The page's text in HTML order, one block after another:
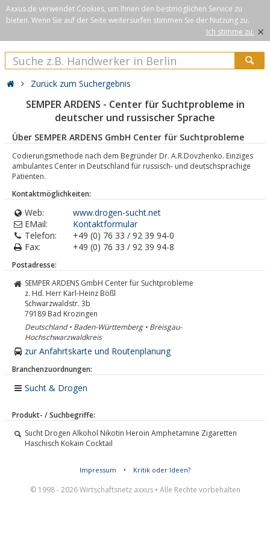
Axxus.de verwendet Cookies, um Ihnen den bestmöglichen Service zu
bieten. Wenn Sie auf der Seite weitersurfen stimmen Sie der Nutzung zu.
Ich stimme zu. ×
Zurück zum Suchergebnis
SEMPER ARDENS - Center für Suchtprobleme in
deutscher und russischer Sprache
Über SEMPER ARDENS GmbH Center für Suchtprobleme
Codierungsmethode nach dem Begründer Dr. A.R.Dovzhenko. Einziges
ambulantes Center in Deutschland für russisch- und deutschsprachige
Patienten.
Kontaktmöglichkeiten:
Web:
www.drogen-sucht.net
EMail:
Kontaktformular
Telefon:
+49 (0) 76 33 / 92 39 94-0
Fax:
+49 (0) 76 33 / 92 39 94-8
Postadresse:
SEMPER ARDENS GmbH Center für Suchtprobleme
z. Hd. Herr Karl-Heinz Bößl
Schwarzwaldstr. 3b
79189 Bad Krozingen
Deutschland • Baden-Württemberg • Breisgau-
Hochschwarzwaldkreis
zur Anfahrtskarte und Routenplanung
Branchenzuordnungen:
Sucht & Drogen
Produkt- / Suchbegriffe:
Sucht Drogen Alkohol Nikotin Heroin Amphetamine Zigaretten
Haschisch Kokain Cocktail
Impressum • Kritik oder Ideen?
© 1998 - 2026 Wirtschaftsnetz axxus • Alle Rechte vorbehalten